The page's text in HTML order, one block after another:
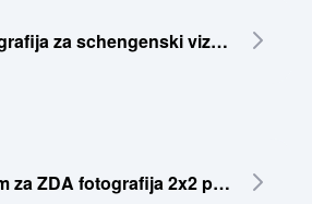
Fotografija za schengenski vizum 35x45 mm
Vizum za ZDA fotografija 2x2 palca (51x51 mm)